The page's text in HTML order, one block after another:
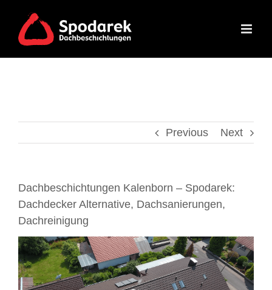
content
Previous Next
Dachbeschichtungen Kalenborn – Spodarek:
Dachdecker Alternative, Dachsanierungen,
Dachreinigung